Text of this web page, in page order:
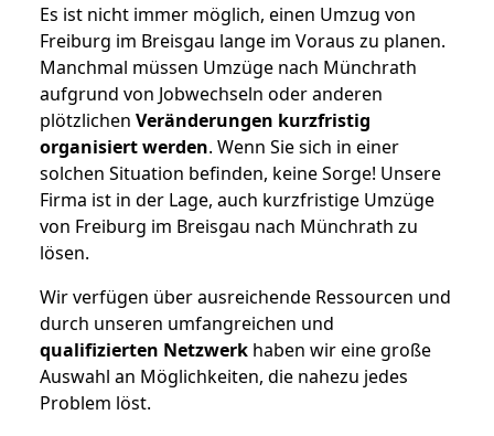
Es ist nicht immer möglich, einen Umzug von
Freiburg im Breisgau lange im Voraus zu planen.
Manchmal müssen Umzüge nach Münchrath
aufgrund von Jobwechseln oder anderen
plötzlichen Veränderungen kurzfristig
organisiert werden. Wenn Sie sich in einer
solchen Situation befinden, keine Sorge! Unsere
Firma ist in der Lage, auch kurzfristige Umzüge
von Freiburg im Breisgau nach Münchrath zu
lösen.
Wir verfügen über ausreichende Ressourcen und
durch unseren umfangreichen und
qualifizierten Netzwerk haben wir eine große
Auswahl an Möglichkeiten, die nahezu jedes
Problem löst.